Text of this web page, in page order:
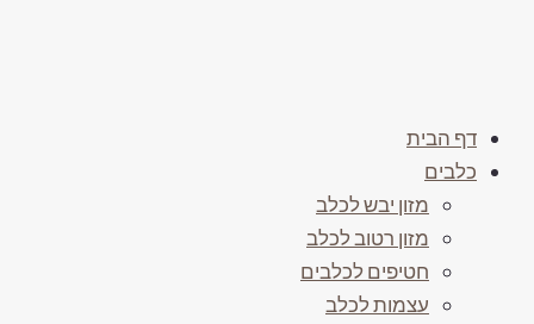
דף הבית
כלבים
מזון יבש לכלב
מזון רטוב לכלב
חטיפים לכלבים
עצמות לכלב